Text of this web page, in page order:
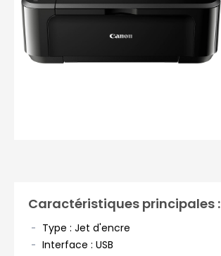
Caractéristiques principales :
Type : Jet d'encre
Interface : USB